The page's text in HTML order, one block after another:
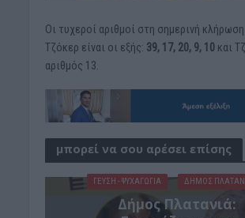
Οι τυχεροί αριθμοί στη σημερινή
Τζόκερ είναι οι εξής: 39, 17, 20, 9, 10και
αριθμός 13.
μπορεί να σου αρέσει επίσης
ΓΕΎΣΗ - ΨΥΧΑΓΩΓΊΑ ΔΉΜΟΣ
Δήμος Πλατανιά: